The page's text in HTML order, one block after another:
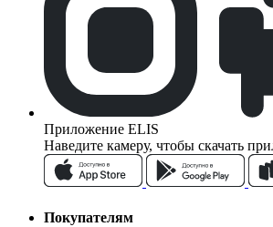
Приложение ELIS
Наведите камеру, чтобы скачать
Покупателям